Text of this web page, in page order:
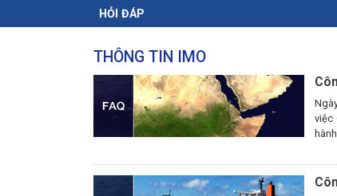
HỎI ĐÁP
THÔNG TIN IMO
việc